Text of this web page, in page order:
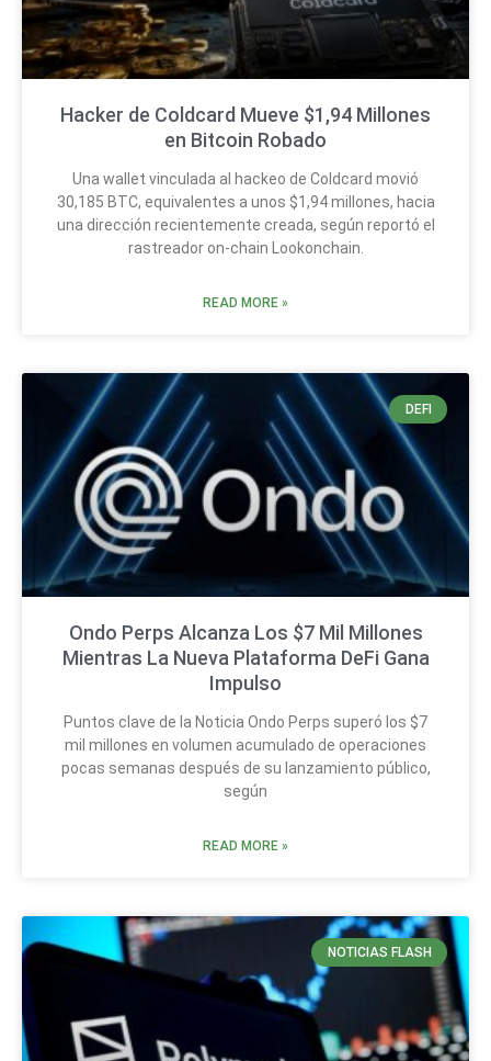
Hacker de Coldcard Mueve $1,94 Millones
en Bitcoin Robado
Una wallet vinculada al hackeo de Coldcard movió
30,185 BTC, equivalentes a unos $1,94 millones, hacia
una dirección recientemente creada, según reportó el
rastreador on-chain Lookonchain.
READ MORE »
DEFI
Ondo Perps Alcanza Los $7 Mil Millones
Mientras La Nueva Plataforma DeFi Gana
Impulso
Puntos clave de la Noticia Ondo Perps superó los $7
mil millones en volumen acumulado de operaciones
pocas semanas después de su lanzamiento público,
según
READ MORE »
NOTICIAS FLASH